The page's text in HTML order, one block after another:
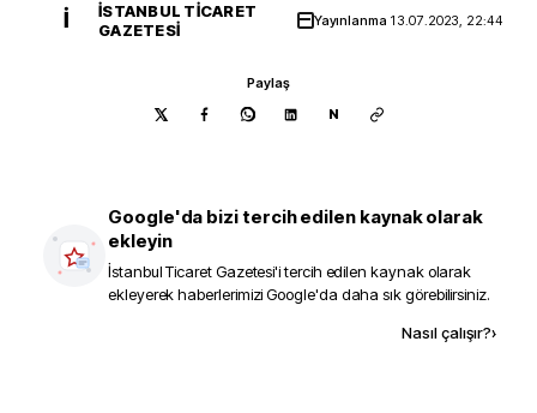
İ
İSTANBUL TICARET
GAZETESI
Yayınlanma 13.07.2023, 22:44
Paylaş
N
Google'da bizi tercih edilen kaynak olarak
ekleyin
İstanbul Ticaret Gazetesi'i tercih edilen kaynak olarak
ekleyerek haberlerimizi Google'da daha sık görebilirsiniz.
Nasıl çalışır?›